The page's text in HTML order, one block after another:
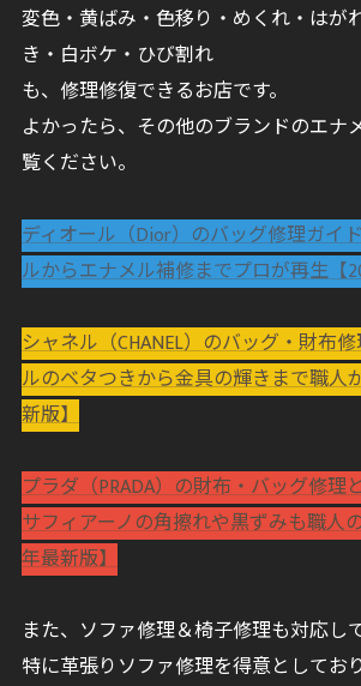
変色・黄ばみ・色移り・めくれ・はが
き・白ボケ・ひび割れ
も、修理修復できるお店です。
よかったら、その他のブランドのエナ
覧ください。
ディオール（Dior）のバッグ修理ガイ
ルからエナメル補修までプロが再生【
シャネル（CHANEL）のバッグ・財布
ルのベタつきから金具の輝きまで職人
新版】
プラダ（PRADA）の財布・バッグ修理
サフィアーノの角擦れや黒ずみも職人
年最新版】
また、ソファ修理＆椅子修理も対応し
特に革張りソファ修理を得意としてお